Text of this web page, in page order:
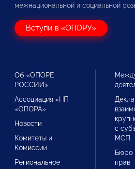
межнациональной и социальной
Вступи в «ОПОРУ»
Об «ОПОРЕ
РОССИИ»
Ассоциация «НП
«ОПОРА»
Новости
Комитеты и
Комиссии
Региональное
с
МСП
Бюро
прав